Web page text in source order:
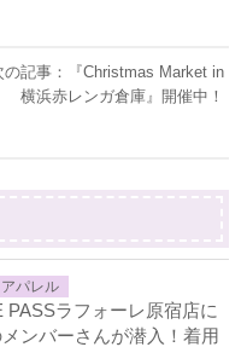
の記事：『Christmas Market in
横浜赤レンガ倉庫』開催中！
アパレル
PASSラフォーレ原宿店に
ンバーさんが潜入！着用